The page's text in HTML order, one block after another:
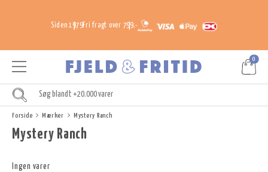
Siden 1979Fri fragt over 799,-
0
Forside Mærker Mystery Ranch
Mystery Ranch
Ingen varer